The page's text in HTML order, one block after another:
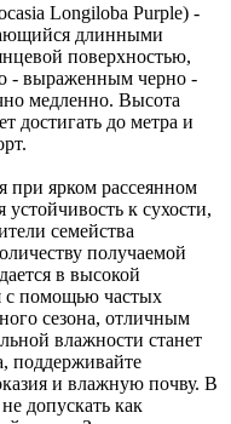
Longiloba Purple) -
длинными
поверхностью,
- выраженным черно -
медленно. Высота
достигать до метра и
при ярком рассеянном
к сухости,
семейства
получаемой
в высокой
с помощью частых
сезона, отличным
влажности станет
поддерживайте
и влажную почву. В
допускать как